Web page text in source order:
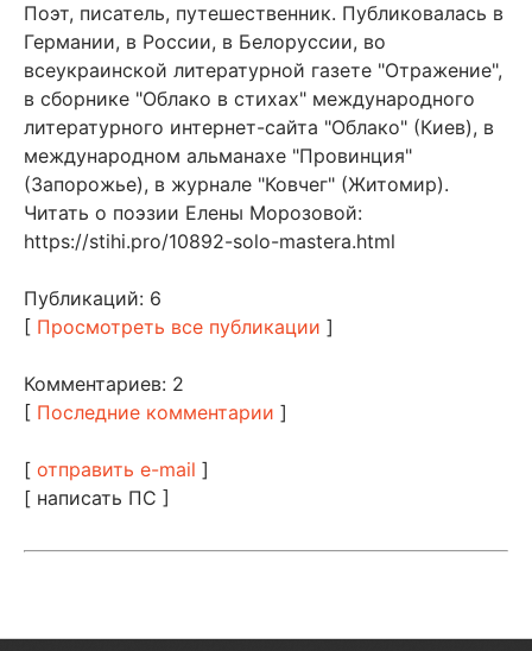
Поэт, писатель, путешественник. Публиковалась в
Германии, в России, в Белоруссии, во
всеукраинской литературной газете "Отражение",
в сборнике "Облако в стихах" международного
литературного интернет-сайта "Облако" (Киев), в
международном альманахе "Провинция"
(Запорожье), в журнале "Ковчег" (Житомир).
Читать о поэзии Елены Морозовой:
https://stihi.pro/10892-solo-mastera.html
Публикаций: 6
[ Просмотреть все публикации ]
Комментариев: 2
[ Последние комментарии ]
[ отправить e-mail ]
[ написать ПС ]